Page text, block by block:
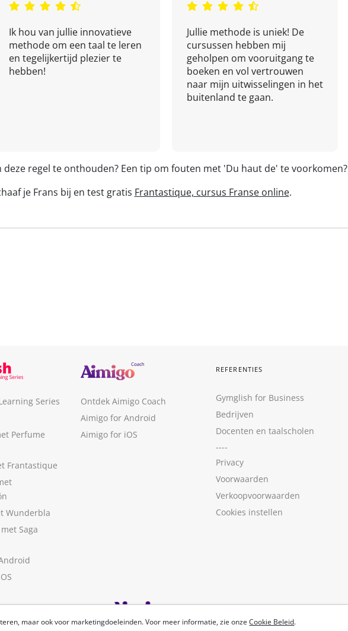
Ik hou van jullie innovatieve
methode om een taal te leren
en tegelijkertijd plezier te
hebben!
Jullie methode is uniek! De
cursussen hebben mij
geholpen om vooruitgang te
boeken en vol vertrouwen
naar mijn uitwisselingen in het
buitenland te gaan.
deze regel te onthouden? Een tip om fouten met 'Du haut de' te voorkomen?
je Frans bij en test gratis Frantastique, cursus Franse online.
maar ook voor marketingdoeleinden. Voor meer informatie, zie onzeCookie Beleid.
Series
Perfume
Frantastique
Wunderbla
Saga
Ontdek Aimigo Coach
Aimigo for Android
Aimigo for iOS
REFERENTIES
Gymglish for Business
Bedrijven
Docenten en taalscholen
----
Privacy
Voorwaarden
Verkoopvoorwaarden
Cookies instellen